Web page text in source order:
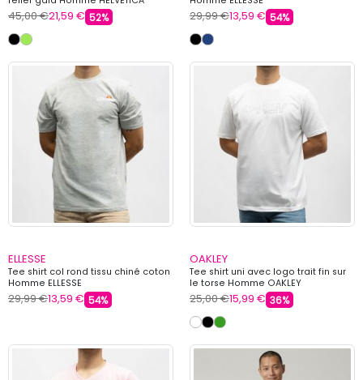
45,00 €21,59 € 52% 29,99 €13,59 € 54%
ELLESSE
Tee shirt col rond tissu chiné coton
Homme ELLESSE
29,99 €13,59 € 54%
OAKLEY
Tee shirt uni avec logo trait fin sur
le torse Homme OAKLEY
25,00 €15,99 € 36%